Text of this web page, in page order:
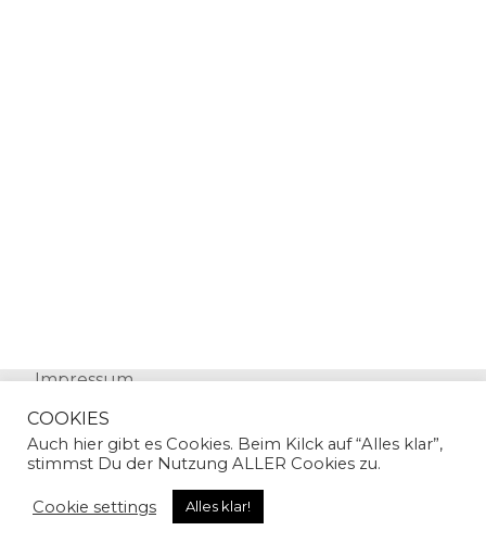
Impressum
© Copyright 2024 | Sandra Gallian | All Rights
COOKIES
Auch hier gibt es Cookies. Beim Kilck auf “Alles klar”,
stimmst Du der Nutzung ALLER Cookies zu.
Cookie settings Alles klar!